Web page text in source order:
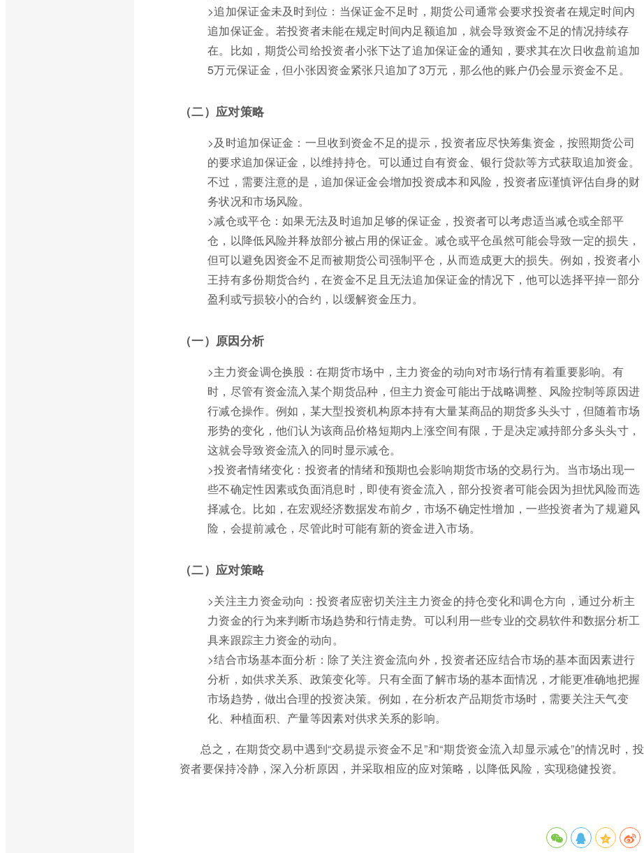
>追加保证金未及时到位：当保证金不足时，期货公司通常会要求投资者在规定时间内
追加保证金。若投资者未能在规定时间内足额追加，就会导致资金不足的情况持续存
在。比如，期货公司给投资者小张下达了追加保证金的通知，要求其在次日收盘前追加
5万元保证金，但小张因资金紧张只追加了3万元，那么他的账户仍会显示资金不足。
（二）应对策略
>及时追加保证金：一旦收到资金不足的提示，投资者应尽快筹集资金，按照期货公司
的要求追加保证金，以维持持仓。可以通过自有资金、银行贷款等方式获取追加资金。
不过，需要注意的是，追加保证金会增加投资成本和风险，投资者应谨慎评估自身的财
务状况和市场风险。
>减仓或平仓：如果无法及时追加足够的保证金，投资者可以考虑适当减仓或全部平
仓，以降低风险并释放部分被占用的保证金。减仓或平仓虽然可能会导致一定的损失，
但可以避免因资金不足而被期货公司强制平仓，从而造成更大的损失。例如，投资者小
王持有多份期货合约，在资金不足且无法追加保证金的情况下，他可以选择平掉一部分
盈利或亏损较小的合约，以缓解资金压力。
（一）原因分析
>主力资金调仓换股：在期货市场中，主力资金的动向对市场行情有着重要影响。有
时，尽管有资金流入某个期货品种，但主力资金可能出于战略调整、风险控制等原因进
行减仓操作。例如，某大型投资机构原本持有大量某商品的期货多头头寸，但随着市场
形势的变化，他们认为该商品价格短期内上涨空间有限，于是决定减持部分多头头寸，
这就会导致资金流入的同时显示减仓。
>投资者情绪变化：投资者的情绪和预期也会影响期货市场的交易行为。当市场出现一
些不确定性因素或负面消息时，即使有资金流入，部分投资者可能会因为担忧风险而选
择减仓。比如，在宏观经济数据发布前夕，市场不确定性增加，一些投资者为了规避风
险，会提前减仓，尽管此时可能有新的资金进入市场。
（二）应对策略
>关注主力资金动向：投资者应密切关注主力资金的持仓变化和调仓方向，通过分析主
力资金的行为来判断市场趋势和行情走势。可以利用一些专业的交易软件和数据分析工
具来跟踪主力资金的动向。
>结合市场基本面分析：除了关注资金流向外，投资者还应结合市场的基本面因素进行
分析，如供求关系、政策变化等。只有全面了解市场的基本面情况，才能更准确地把握
市场趋势，做出合理的投资决策。例如，在分析农产品期货市场时，需要关注天气变
化、种植面积、产量等因素对供求关系的影响。
总之，在期货交易中遇到“交易提示资金不足”和“期货资金流入却显示减仓”的情况时，投
资者要保持冷静，深入分析原因，并采取相应的应对策略，以降低风险，实现稳健投资。